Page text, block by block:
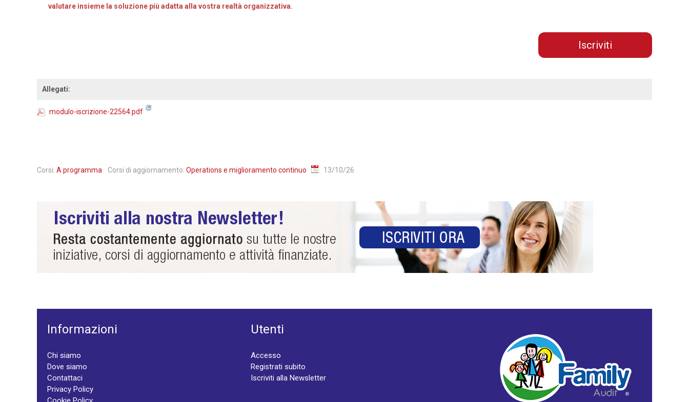
valutare insieme la soluzione più adatta alla vostra realtà organizzativa.
Iscriviti
Allegati:
modulo-iscrizione-22564.pdf
Corsi: A programma Corsi di aggiornamento: Operations e miglioramento continuo 13/10/26
Informazioni
Chi siamo
Dove siamo
Contattaci
Privacy Policy
Utenti
Accesso
Registrati subito
Iscriviti alla Newsletter